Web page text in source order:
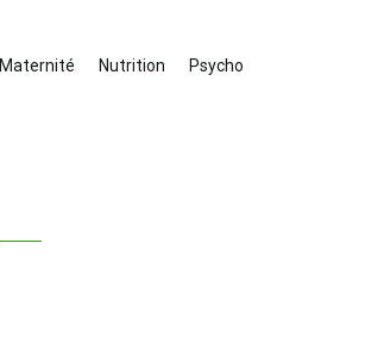
Maternité Nutrition Psycho